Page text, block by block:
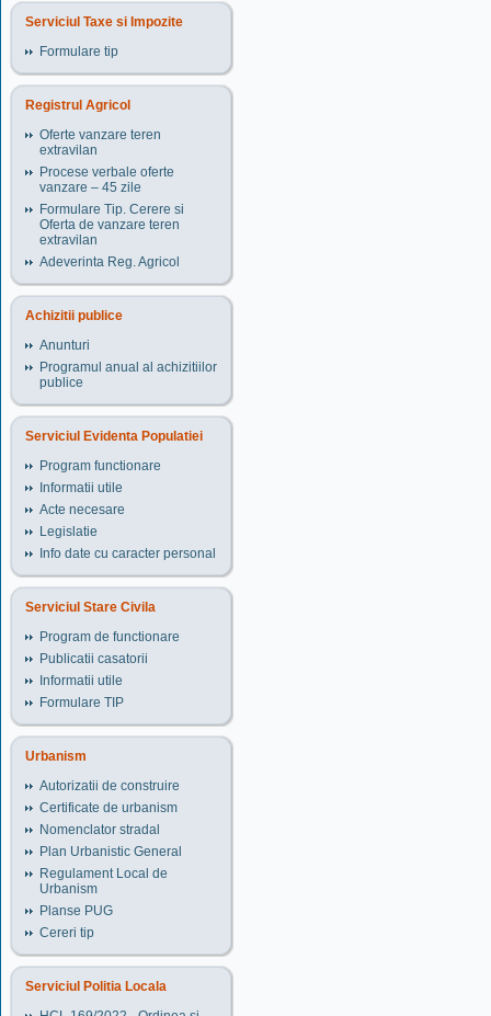
Serviciul Taxe si Impozite
Formulare tip
Registrul Agricol
Oferte vanzare teren
extravilan
Procese verbale oferte
vanzare – 45 zile
Formulare Tip. Cerere si
Oferta de vanzare teren
extravilan
Adeverinta Reg. Agricol
Achizitii publice
Anunturi
Programul anual al achizitiilor
publice
Serviciul Evidenta Populatiei
Program functionare
Informatii utile
Acte necesare
Legislatie
Info date cu caracter personal
Serviciul Stare Civila
Program de functionare
Publicatii casatorii
Informatii utile
Formulare TIP
Urbanism
Autorizatii de construire
Certificate de urbanism
Nomenclator stradal
Plan Urbanistic General
Regulament Local de
Urbanism
Planse PUG
Cereri tip
Serviciul Politia Locala